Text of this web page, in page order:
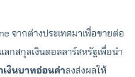
จากต่างประเทศมาเพื่อขายต่อ
ลกสกุลเงินดอลลาร์สหรัฐเพื่อนำ
เงินบาทอ่อนค่าลงส่งผลให้